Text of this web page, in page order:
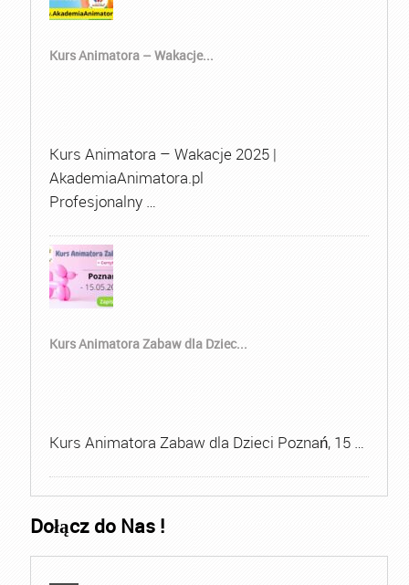
Kurs Animatora – Wakacje...
Kurs Animatora – Wakacje 2025 |
AkademiaAnimatora.pl
Profesjonalny …
Kurs Animatora Zabaw dla Dziec...
Kurs Animatora Zabaw dla Dzieci Poznań, 15 …
Dołącz do Nas !